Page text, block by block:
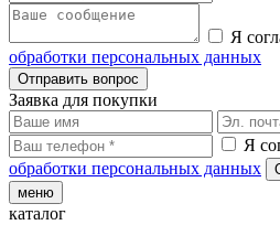
Я
обработки персональных данных
Заявка для покупки
Я
обработки персональных данных
меню
каталог